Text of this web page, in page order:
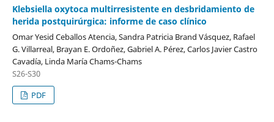
Klebsiella oxytoca multirresistente en desbridamiento de
herida postquirúrgica: informe de caso clínico
Omar Yesid Ceballos Atencia, Sandra Patricia Brand Vásquez, Rafael
G. Villarreal, Brayan E. Ordoñez, Gabriel A. Pérez, Carlos Javier Castro
Cavadía, Linda María Chams-Chams
S26-S30
PDF